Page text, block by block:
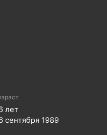
лет
сентября 1989